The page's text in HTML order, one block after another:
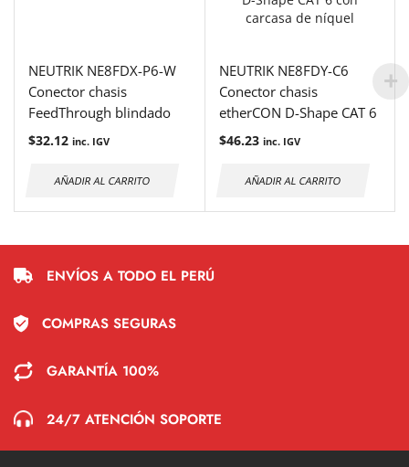
NEUTRIK NE8FDX-P6-W
Conector chasis
FeedThrough blindado
CAT6a en forma de D con
$32.12 inc. IGV
AÑADIR AL CARRITO
NEUTRIK NE8FDY-C6
Conector chasis
etherCON D-Shape CAT 6
con carcasa de níquel
$46.23 inc. IGV
AÑADIR AL CARRITO
ENVÍOS A TODO EL PERÚ
COMPRAS SEGURAS
GARANTÍA 100%
24/7 ATENCIÓN SOPORTE